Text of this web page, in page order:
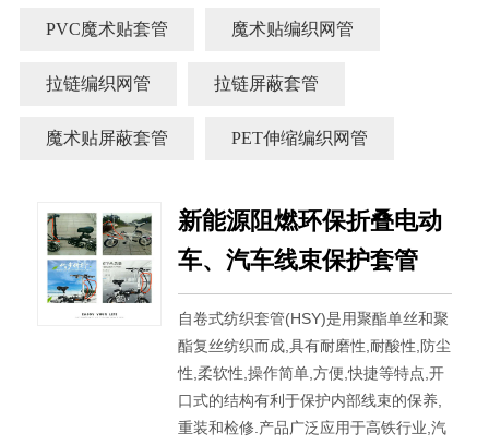
PVC魔术贴套管 魔术贴编织网管
拉链编织网管 拉链屏蔽套管
魔术贴屏蔽套管 PET伸缩编织网管
新能源阻燃环保折叠电动
车、汽车线束保护套管
自卷式纺织套管(HSY)是用聚酯单丝和聚
酯复丝纺织而成,具有耐磨性,耐酸性,防尘
性,柔软性,操作简单,方便,快捷等特点,开
口式的结构有利于保护内部线束的保养,
重装和检修.产品广泛应用于高铁行业,汽